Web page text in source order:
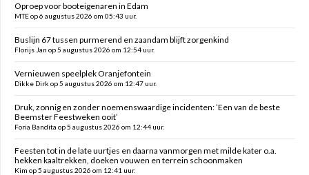
Oproep voor booteigenaren in Edam
MTE op 6 augustus 2026 om 05:43 uur.
Buslijn 67 tussen purmerend en zaandam blijft zorgenkind
Florijs Jan op 5 augustus 2026 om 12:54 uur.
Vernieuwen speelplek Oranjefontein
Dikke Dirk op 5 augustus 2026 om 12:47 uur.
Druk, zonnig en zonder noemenswaardige incidenten: ’Een van de beste
Beemster Feestweken ooit’
Foria Bandita op 5 augustus 2026 om 12:44 uur.
Feesten tot in de late uurtjes en daarna vanmorgen met milde kater o.a.
hekken kaaltrekken, doeken vouwen en terrein schoonmaken
Kim op 5 augustus 2026 om 12:41 uur.